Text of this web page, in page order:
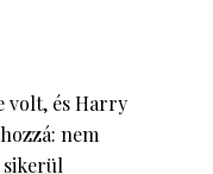
volt, és Harry
nem
sikerül